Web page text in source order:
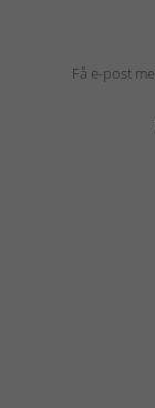
Få e-post